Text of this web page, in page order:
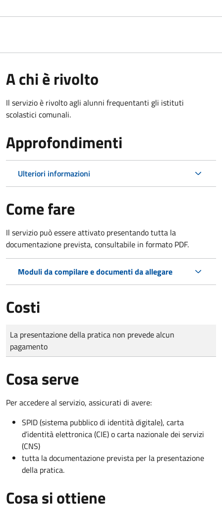
A chi è rivolto
Il servizio è rivolto agli alunni frequentanti gli istituti
scolastici comunali.
Approfondimenti
Ulteriori informazioni
Come fare
Il servizio può essere attivato presentando tutta la
documentazione prevista, consultabile in formato PDF.
Moduli da compilare e documenti da allegare
Costi
Tipo di pagamento
Importo
La presentazione della pratica non prevede alcun
pagamento
Cosa serve
Per accedere al servizio, assicurati di avere:
SPID (sistema pubblico di identità digitale), carta
d’identità elettronica (CIE) o carta nazionale dei servizi
(CNS)
tutta la documentazione prevista per la presentazione
della pratica.
Cosa si ottiene